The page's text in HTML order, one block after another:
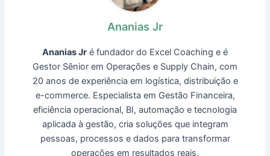
Ananias Jr
Ananias Jr é fundador do Excel Coaching e é
Gestor Sênior em Operações e Supply Chain, com
20 anos de experiência em logística, distribuição e
e-commerce. Especialista em Gestão Financeira,
eficiência operacional, BI, automação e tecnologia
aplicada à gestão, cria soluções que integram
pessoas, processos e dados para transformar
operações em resultados reais.